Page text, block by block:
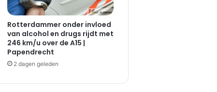
Rotterdammer onder invloed
van alcohol en drugs rijdt met
246 km/u over de A15 |
Papendrecht
2 dagen geleden